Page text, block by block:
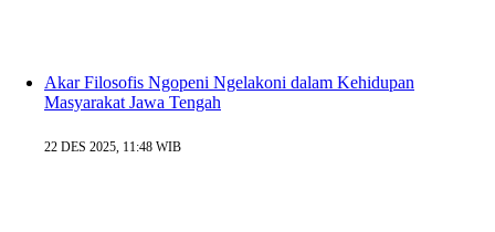
Akar Filosofis Ngopeni Ngelakoni dalam Kehidupan
Masyarakat Jawa Tengah
22 DES 2025, 11:48 WIB